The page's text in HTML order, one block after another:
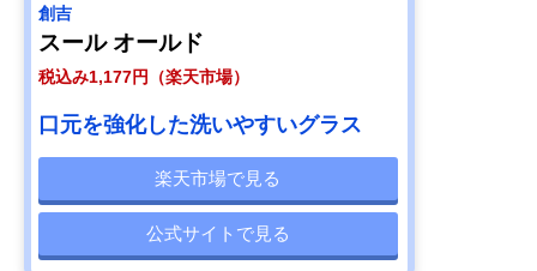
創吉
スール オールド
税込み1,177円（楽天市場）
口元を強化した洗いやすいグラス
楽天市場で見る
公式サイトで見る